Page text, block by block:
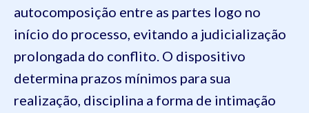
autocomposição entre as partes logo no
início do processo, evitando a judicialização
prolongada do conflito. O dispositivo
determina prazos mínimos para sua
realização, disciplina a forma de intimação